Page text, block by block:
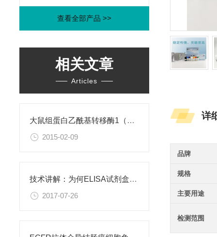
查看全部产品 >>
相关文章
Articles
大鼠组蛋白乙酰基转移酶1（HAT1）ELISA试剂盒
2015-02-09
技术讲解：为何ELISA试剂盒OD值不正常
2017-07-26
详
品牌
规格
主要用途
检测范围